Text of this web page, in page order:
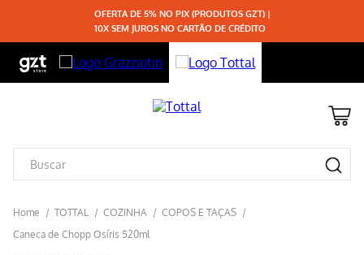
OFERTA DE 5% NO PIX (PRODUTOS GZT) |
10X SEM JUROS NO CARTÃO DE CRÉDITO
TOTTAL COZINHA
COPOS E TAÇAS
Caneca de Chopp Osíris 520ml